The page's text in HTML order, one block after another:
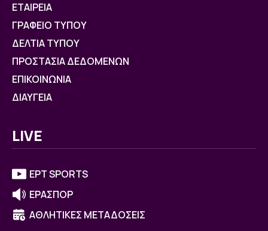
ΕΤΑΙΡΕΙΑ
ΓΡΑΦΕΙΟ ΤΥΠΟΥ
ΔΕΛΤΙΑ ΤΥΠΟΥ
ΠΡΟΣΤΑΣΙΑ ΔΕΔΟΜΕΝΩΝ
ΕΠΙΚΟΙΝΩΝΙΑ
ΔΙΑΥΓΕΙΑ
LIVE
ΕΡΤ SPORTS
ΕΡΑΣΠΟΡ
ΑΘΛΗΤΙΚΕΣ ΜΕΤΑΔΟΣΕΙΣ